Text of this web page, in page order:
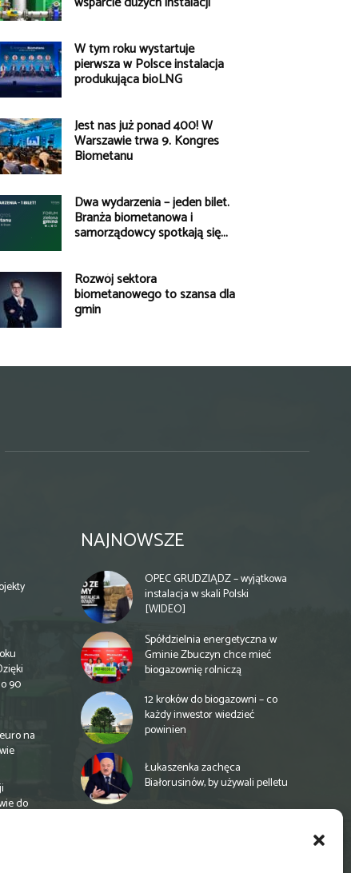
W tym roku wystartuje
pierwsza w Polsce instalacja
produkująca bioLNG
Jest nas już ponad 400! W
Warszawie trwa 9. Kongres
Biometanu
Dwa wydarzenia – jeden bilet.
Branża biometanowa i
samorządowcy spotkają się...
Rozwój sektora
biometanowego to szansa dla
gmin
90
na
do
NAJNOWSZE
OPEC GRUDZIĄDZ – wyjątkowa
instalacja w skali Polski
[WIDEO]
Spółdzielnia energetyczna w
Gminie Zbuczyn chce mieć
biogazownię rolniczą
12 kroków do biogazowni – co
każdy inwestor wiedzieć
powinien
Łukaszenka zachęca
Białorusinów, by używali pelletu